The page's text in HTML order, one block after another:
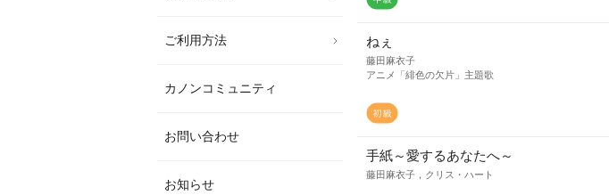
ご利用方法
カノンコミュニティ
お問い合わせ
お知らせ
ねぇ
藤田麻衣子
アニメ「緋色の欠片」主題歌
手紙～愛するあなたへ～
藤田麻衣子，クリス・ハート